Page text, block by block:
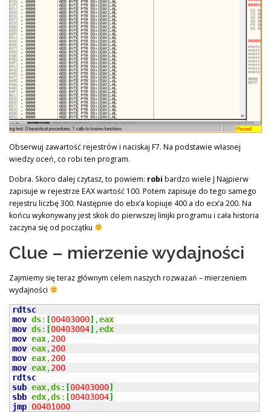
Obserwuj zawartość rejestrów i naciskaj F7. Na podstawie własnej
wiedzy oceń, co robi ten program.
Dobra. Skoro dalej czytasz, to powiem: robi bardzo wiele J Najpierw
zapisuje w rejestrze EAX wartość 100. Potem zapisuje do tego samego
rejestru liczbę 300. Następnie do ebx’a kopiuje 400 a do ecx’a 200. Na
końcu wykonywany jest skok do pierwszej linijki programu i cała historia
zaczyna się od początku
Clue – mierzenie wydajności
Zajmiemy się teraz głównym celem naszych rozważań – mierzeniem
wydajności
rdtsc
mov ds: [00403000] ,eax
mov ds: [00403004] ,edx
mov eax,200
mov eax,200
mov eax,200
mov eax,200
rdtsc
sub eax,ds: [00403000]
sbb edx,ds: [00403004]
jmp 00401000